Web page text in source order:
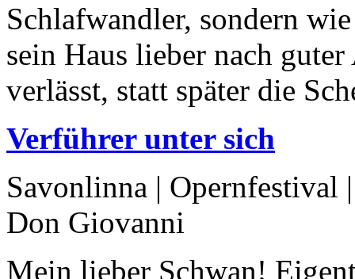
Schlafwandler, sondern
sein Haus lieber nach
verlässt, statt später die
Verführer unter sich
Savonlinna | Opernfestival
Don Giovanni
Mein lieber Schwan!